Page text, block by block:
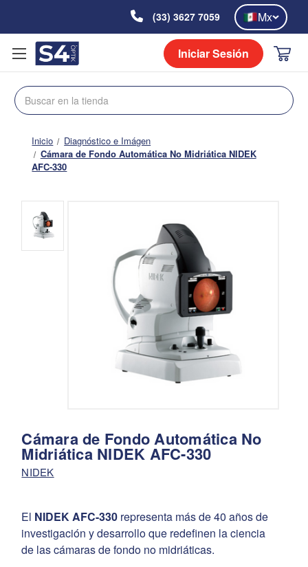
(33) 3627 7059 Mx
Iniciar Sesión
Buscar
Inicio
Diagnóstico e Imágen
Cámara de Fondo Automática No Midriática NIDEK
AFC-330
Cámara de Fondo Automática No
Midriática NIDEK AFC-330
NIDEK
El NIDEK AFC-330 representa más de 40 años de
investigación y desarrollo que redefinen la ciencia
de las cámaras de fondo no midriáticas.